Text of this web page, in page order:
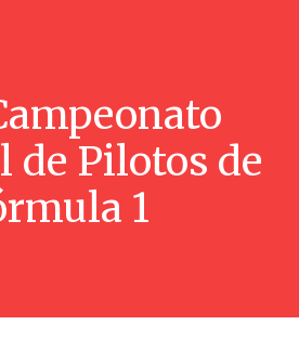
de Pilotos de
1